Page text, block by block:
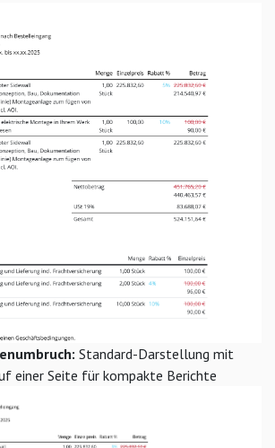
Standard-Darstellung mit
einer Seite für kompakte Berichte